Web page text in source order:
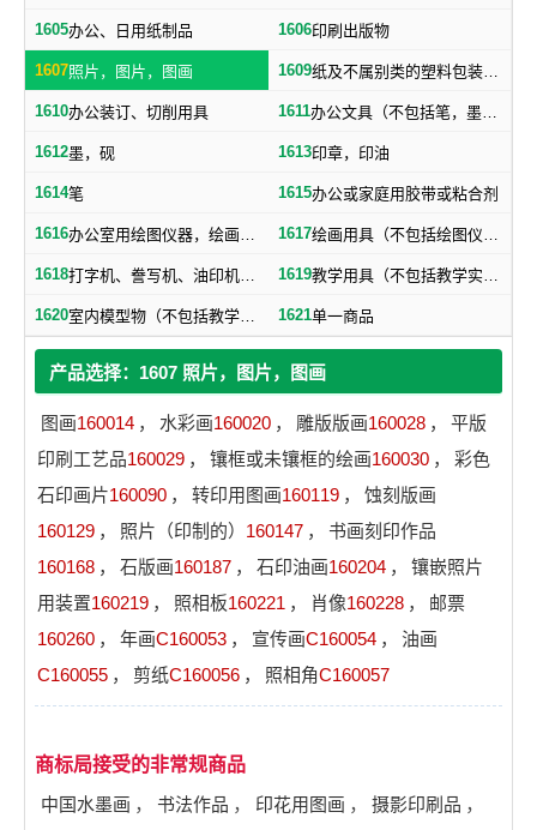
1605办公、日用纸制品 1606印刷出版物
1607照片，图片，图画 1609 纸及不属别类的塑料包装物品
1610办公装订、切削用具 1611 办公文具（不包括笔，墨，印，胶水）
1612墨，砚 1613印章，印油
1614笔 1615办公或家庭用胶带或粘合剂
1616 办公室用绘图仪器，绘画仪器 1617 绘画用具（不包括绘图仪器，笔）
1618 打字机、誊写机、油印机及其附件（包括印刷铅字、印版） 1619 教学用具（不包括教学实验用仪器）
1620 室内模型物（不包括教学用模型标本） 1621单一商品
产品选择：1607 照片，图片，图画
图画160014 ， 水彩画160020 ， 雕版版画160028 ，
平版
印刷工艺品160029 ， 镶框或未镶框的绘画160030 ，
彩色
石印画片160090 ， 转印用图画160119 ，
蚀刻版画
160129 ， 照片（印制的） 160147 ，
书画刻印作品
160168 ， 石版画160187 ， 石印油画160204 ，
镶嵌照片
用装置160219 ， 照相板160221 ， 肖像160228 ，
邮票
160260 ， 年画C160053 ， 宣传画C160054 ，
油画
C160055 ， 剪纸C160056 ， 照相角C160057
商标局接受的非常规商品
中国水墨画 ， 书法作品 ， 印花用图画 ， 摄影印刷品 ，